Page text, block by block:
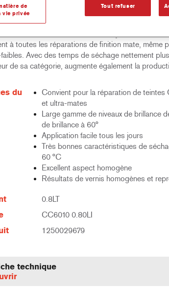
résultats plus rapidement et plus facilement que
à toutes les réparations de finition mate, même
Avec des temps de séchage nettement
de sa catégorie, augmente également la
du
Convient pour la réparation de teintes
et ultra-mates
Large gamme de niveaux de brillance
de brillance à 60°
Application facile tous les jours
Très bonnes caractéristiques de
60 °C
Excellent aspect homogène
Résultats de vernis homogènes et
0.8LT
CC6010 0.80LI
1250029679
technique
Tout refuser
de
vie privée